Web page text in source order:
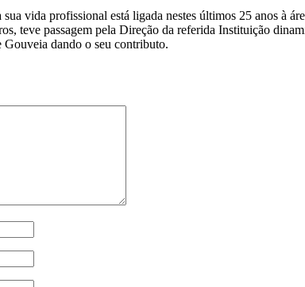
vida profissional está ligada nestes últimos 25 anos à
teve passagem pela Direção da referida Instituição
Gouveia dando o seu contributo.